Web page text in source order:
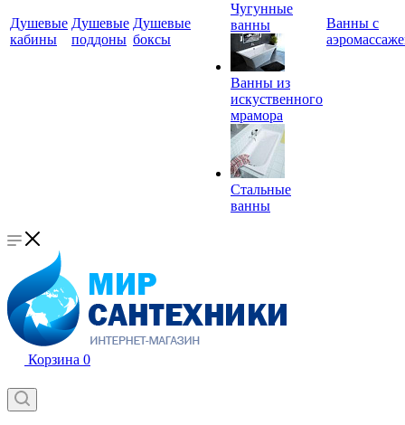
Душевые
кабины
Душевые
поддоны
Душевые
боксы
Чугунные
ванны
Ванны из
искуственного
мрамора
Стальные
ванны
Ванны с
Корзина 0